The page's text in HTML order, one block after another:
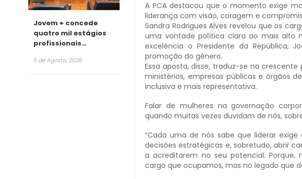
Jovem + concede
quatro mil estágios
profissionais
2026
5 de Agosto, 2026
A PCA destacou que o momento exige
liderança com visão, coragem e
Sandra Rodrigues Alves revelou que os
uma vontade política clara ao mais alto
excelência o Presidente da República,
promoção do género.
Essa aposta, disse, traduz-se na
ministérios, empresas públicas e órgãos
inclusiva e mais representativa.
Falar de mulheres na governação
quando muitas vezes duvidam de nós,
“Cada uma de nós sabe que liderar
decisões estratégicas e, sobretudo, abrir
a acreditarem no seu potencial. Porque,
cargo que ocupamos, mas no legado que